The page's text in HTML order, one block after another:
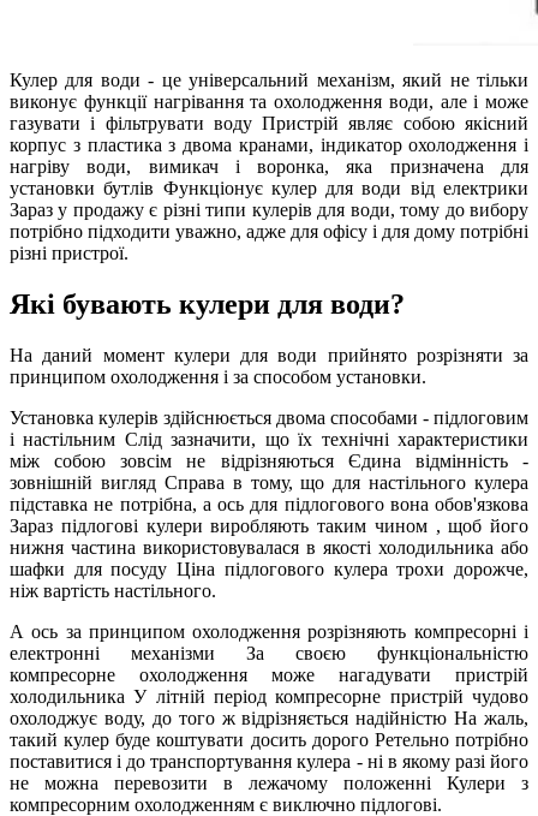
Кулер для води - це універсальний механізм, який не тільки
виконує функції нагрівання та охолодження води, але і може
газувати і фільтрувати воду Пристрій являє собою якісний
корпус з пластика з двома кранами, індикатор охолодження і
нагріву води, вимикач і воронка, яка призначена для
установки бутлів Функціонує кулер для води від електрики
Зараз у продажу є різні типи кулерів для води, тому до вибору
потрібно підходити уважно, адже для офісу і для дому потрібні
різні пристрої.
Які бувають кулери для води?
На даний момент кулери для води прийнято розрізняти за
принципом охолодження і за способом установки.
Установка кулерів здійснюється двома способами - підлоговим
і настільним Слід зазначити, що їх технічні характеристики
між собою зовсім не відрізняються Єдина відмінність -
зовнішній вигляд Справа в тому, що для настільного кулера
підставка не потрібна, а ось для підлогового вона обов'язкова
Зараз підлогові кулери виробляють таким чином , щоб його
нижня частина використовувалася в якості холодильника або
шафки для посуду Ціна підлогового кулера трохи дорожче,
ніж вартість настільного.
А ось за принципом охолодження розрізняють компресорні і
електронні механізми За своєю функціональністю
компресорне охолодження може нагадувати пристрій
холодильника У літній період компресорне пристрій чудово
охолоджує воду, до того ж відрізняється надійністю На жаль,
такий кулер буде коштувати досить дорого Ретельно потрібно
поставитися і до транспортування кулера - ні в якому разі його
не можна перевозити в лежачому положенні Кулери з
компресорним охолодженням є виключно підлогові.